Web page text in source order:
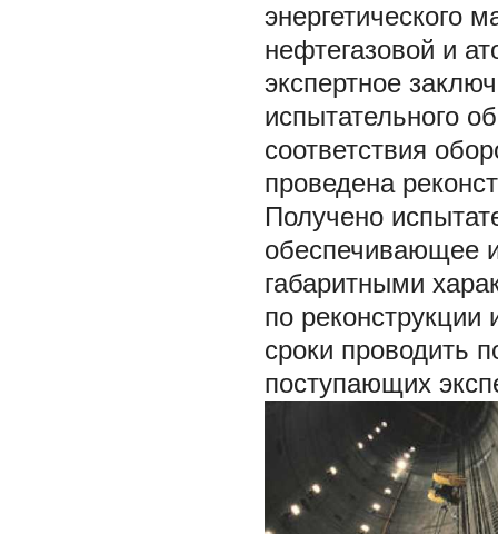
энергетического
нефтегазовой и
экспертное
испытательного
соответствия
проведена
Получено
обеспечивающее
габаритными
по
сроки проводить
поступающих